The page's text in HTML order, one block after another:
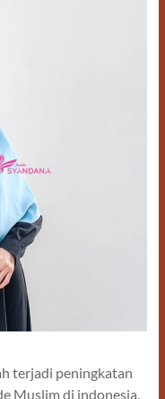
terjadi peningkatan
Muslim di indonesia.